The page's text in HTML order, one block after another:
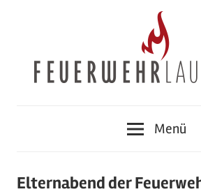
Lauterach
Menü
Elternabend der